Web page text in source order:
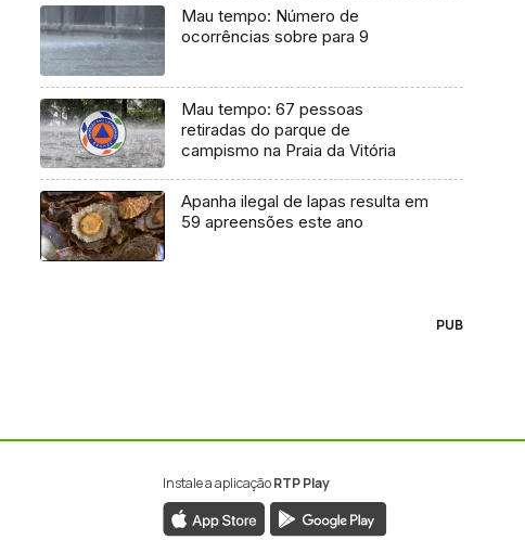
Mau tempo: Número de
ocorrências sobre para 9
Mau tempo: 67 pessoas
retiradas do parque de
campismo na Praia da Vitória
Apanha ilegal de lapas resulta em
59 apreensões este ano
PUB
Instale a aplicaçãoRTP Play